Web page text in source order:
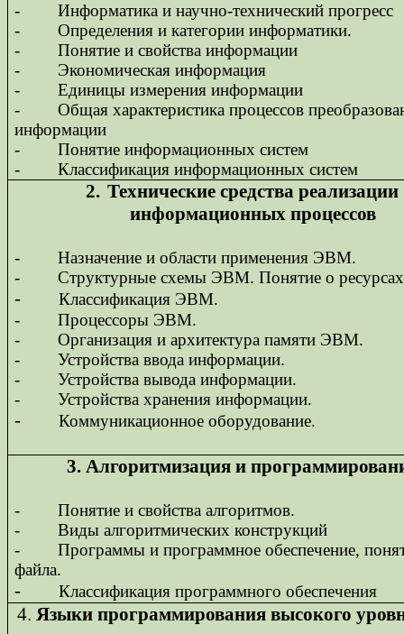
-
Информатика и научно-технический прогресс
-
Определения и категории информатики.
-
Понятие и свойства информации
-
Экономическая информация
-
Единицы измерения информации
-
Общая характеристика процессов
информации
-
Понятие информационных систем
-
Классификация информационных систем
2. Технические средства реализации
информационных процессов
-
Назначение и области применения ЭВМ.
-
Структурные схемы ЭВМ. Понятие о
-
Классификация ЭВМ.
-
Процессоры ЭВМ.
-
Организация и архитектура памяти ЭВМ.
-
Устройства ввода информации.
-
Устройства вывода информации.
-
Устройства хранения информации.
- Коммуникационное оборудование.
3. Алгоритмизация и
-
Понятие и свойства алгоритмов.
-
Виды алгоритмических конструкций
-
Программы и программное обеспечение,
файла.
- Классификация программного обеспечения
4. Языки программирования высокого